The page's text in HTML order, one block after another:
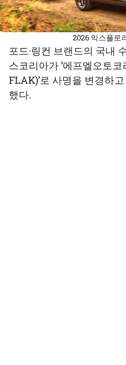
2026 익스플로
포드·링컨 브랜드의 국내
스코리아가 ‘에프엘오토
FLAK)’로 사명을 변경하
했다.